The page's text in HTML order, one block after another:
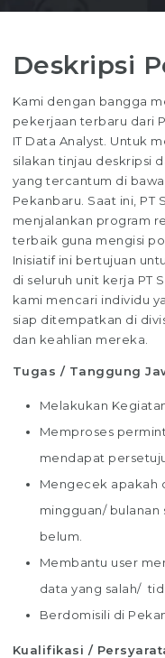
Deskripsi
Kami dengan bangga
pekerjaan terbaru dari
IT Data Analyst. Untuk
silakan tinjau deskripsi
yang tercantum di
Pekanbaru. Saat ini, PT
menjalankan program
terbaik guna mengisi
Inisiatif ini bertujuan
di seluruh unit kerja PT
kami mencari individu
siap ditempatkan di
dan keahlian mereka.
Tugas / Tanggung
Melakukan
Memproses
mendapat
Mengecek apakah
mingguan/ bulanan
belum.
Membantu user
data yang salah/
Berdomisili di
Kualifikasi /